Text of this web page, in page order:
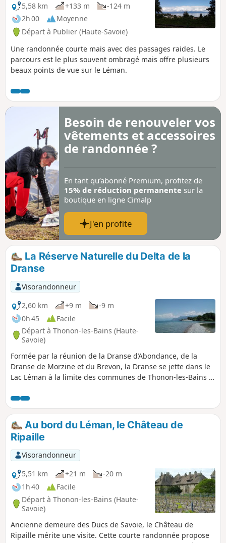
5,58 km
+133 m
-124 m
2h 00
Moyenne
Départ à Publier (Haute-Savoie)
Une randonnée courte mais avec des passages raides. Le
parcours est le plus souvent ombragé mais offre plusieurs
beaux points de vue sur le Léman.
Besoin de renouveler vos
vêtements et accessoires
de randonnée ?
En tant qu’abonné Premium, profitez de
15% de réduction permanente sur la
boutique en ligne Cimalp
J'en profite
La Réserve Naturelle du Delta de la
Dranse
Visorandonneur
2,60 km
+9 m
-9 m
0h 45
Facile
Départ à Thonon-les-Bains (Haute-
Savoie)
Formée par la réunion de la Dranse d’Abondance, de la
Dranse de Morzine et du Brevon, la Dranse se jette dans le
Lac Léman à la limite des communes de Thonon-les-Bains et
naturelle a été constituée, qui héberge de nombreux
oiseaux et une flore diversifiée. Cette courte promenade
permet de visiter cette réserve jusqu’à l’embouchure de la
Dranse.Au bord du Léman, le Château de
Ripaille
Visorandonneur
5,51 km
+21 m
-20 m
1h 40
Facile
Départ à Thonon-les-Bains (Haute-
Savoie)
Ancienne demeure des Ducs de Savoie, le Château de
Ripaille mérite une visite. Cette courte randonnée propose